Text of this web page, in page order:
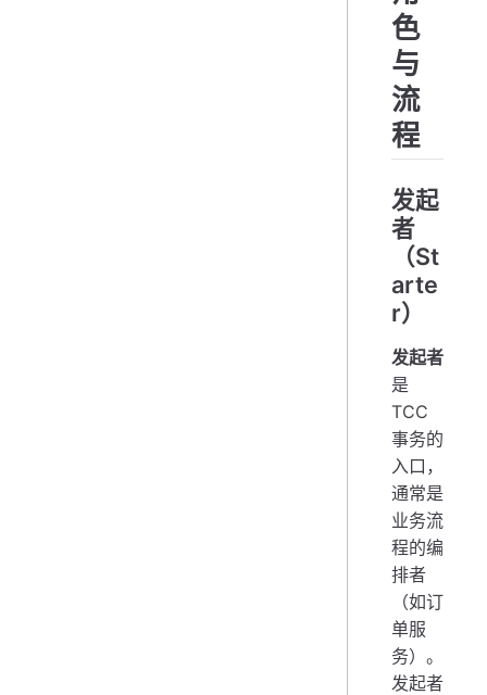
色
与
流
程
发起
者
（St
arte
r）
发起者
是
TCC
事务的
入口，
通常是
业务流
程的编
排者
（如订
单服
务）。
发起者